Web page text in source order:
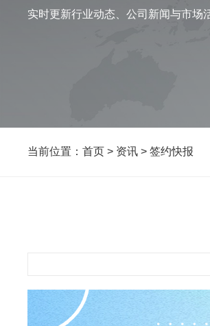
实时更新行业动态、公司新闻与市场
当前位置：首页 > 资讯 >签约快报